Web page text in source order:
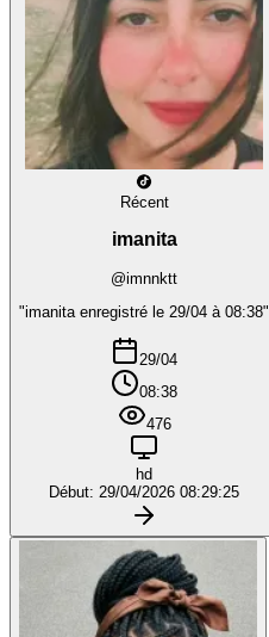
Récent
imanita
@imnnktt
"imanita enregistré le 29/04 à 08:38"
29/04
08:38
476
hd
Début: 29/04/2026 08:29:25